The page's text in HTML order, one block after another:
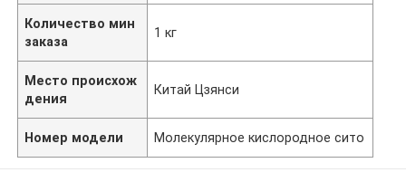
Количество мин
заказа
1 кг
Место происхож
дения
Китай Цзянси
Номер модели Молекулярное кислородное сито